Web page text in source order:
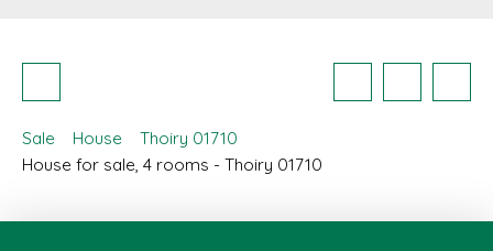
Sale House
Thoiry 01710
House for sale, 4 rooms - Thoiry 01710